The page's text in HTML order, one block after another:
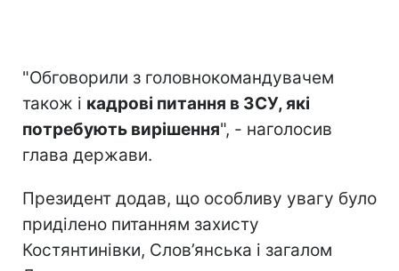
"Обговорили з головнокомандувачем
також і кадрові питання в ЗСУ, які
потребують вирішення", - наголосив
глава держави.
Президент додав, що особливу увагу було
приділено питанням захисту
Костянтинівки, Слов’янська і загалом